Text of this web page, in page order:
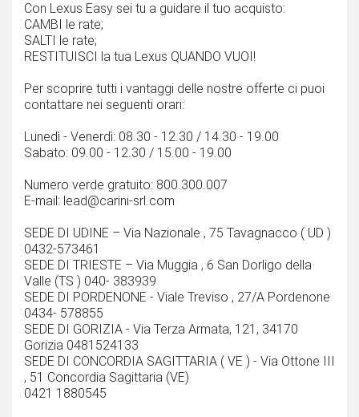
Con Lexus Easy sei tu a guidare il tuo acquisto:
CAMBI le rate;
SALTI le rate;
RESTITUISCI la tua Lexus QUANDO VUOI!
Per scoprire tutti i vantaggi delle nostre offerte ci puoi
contattare nei seguenti orari:
Lunedì - Venerdì: 08.30 - 12.30 / 14.30 - 19.00
Sabato: 09.00 - 12.30 / 15.00 - 19.00
Numero verde gratuito: 800.300.007
E-mail: lead@carini-srl.com
SEDE DI UDINE – Via Nazionale , 75 Tavagnacco ( UD )
0432-573461
SEDE DI TRIESTE – Via Muggia , 6 San Dorligo della
Valle (TS ) 040- 383939
SEDE DI PORDENONE - Viale Treviso , 27/A Pordenone
0434- 578855
SEDE DI GORIZIA - Via Terza Armata, 121, 34170
Gorizia 0481524133
SEDE DI CONCORDIA SAGITTARIA ( VE ) - Via Ottone III
, 51 Concordia Sagittaria (VE)
0421 1880545